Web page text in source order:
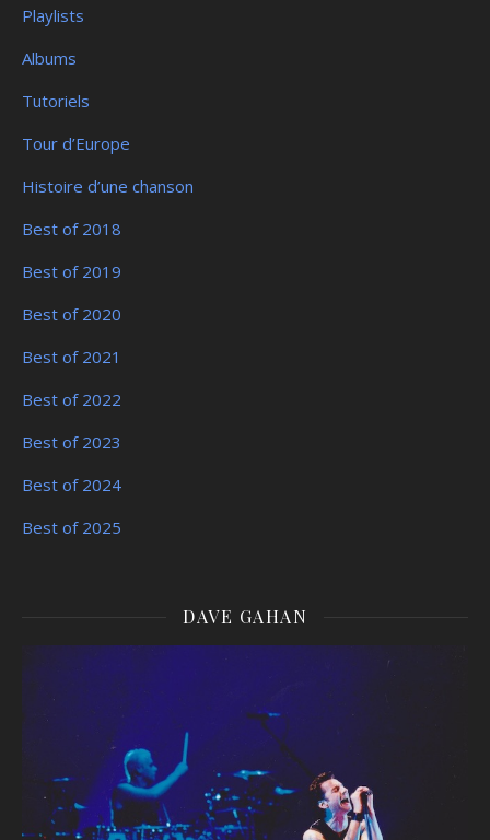
Playlists
Albums
Tutoriels
Tour d’Europe
Histoire d’une chanson
Best of 2018
Best of 2019
Best of 2020
Best of 2021
Best of 2022
Best of 2023
Best of 2024
Best of 2025
DAVE GAHAN